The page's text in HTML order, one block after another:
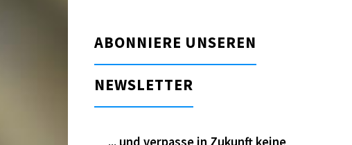
ABONNIERE UNSEREN
NEWSLETTER